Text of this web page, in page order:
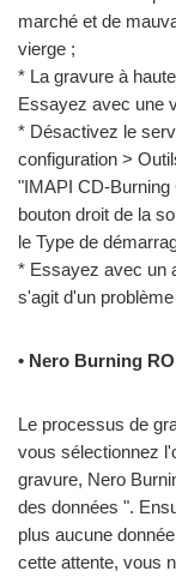
marché et de
vierge ;
* La gravure à
Essayez avec une
* Désactivez le
configuration >
"IMAPI CD-
bouton droit de la
le Type de
* Essayez avec un
s'agit d'un
• Nero Burning
Le processus de
vous sélectionnez
gravure, Nero
des données ".
plus aucune
cette attente, vous